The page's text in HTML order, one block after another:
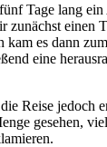
Tage lang
einen
es dann
eine
Reise jedoch
gesehen,